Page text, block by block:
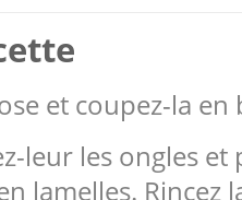
et coupez-la en
leur les ongles
lamelles. Rincez